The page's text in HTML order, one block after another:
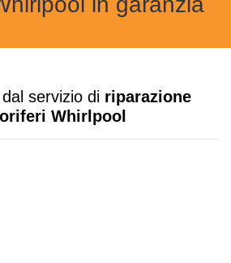
servizio di riparazione
Whirlpool